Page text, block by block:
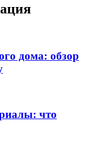
дома: обзор
что